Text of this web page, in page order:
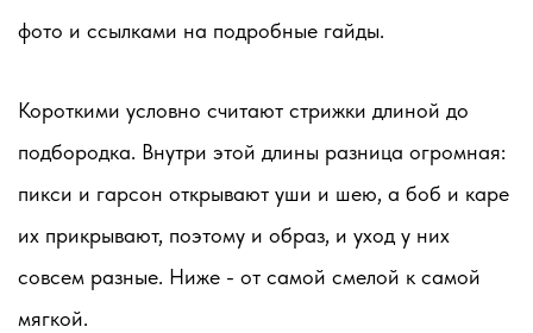
фото и ссылками на подробные гайды.
Короткими условно считают стрижки длиной до
подбородка. Внутри этой длины разница огромная:
пикси и гарсон открывают уши и шею, а боб и каре
их прикрывают, поэтому и образ, и уход у них
совсем разные. Ниже - от самой смелой к самой
мягкой.